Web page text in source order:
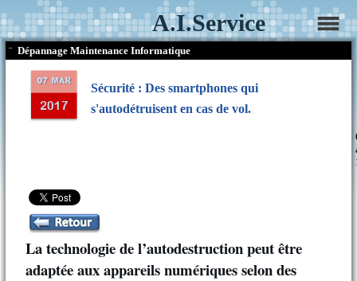
A.I.Service
¨ Dépannage Maintenance Informatique
Sécurité : Des smartphones qui
s'autodétruisent en cas de vol.
La technologie de l’autodestruction peut être
adaptée aux appareils numériques selon des